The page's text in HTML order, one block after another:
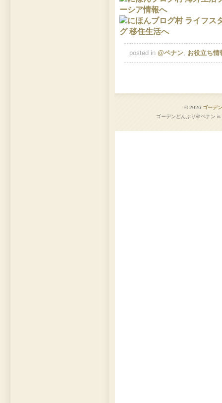
posted in @ペナン, お役立ち情
© 2026 ゴーデ
ゴーデンどんぶり＠ペナン